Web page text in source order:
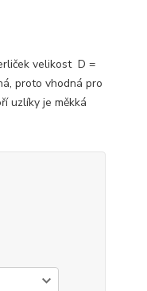
velikost D =
proto vhodná pro
uzlíky je měkká